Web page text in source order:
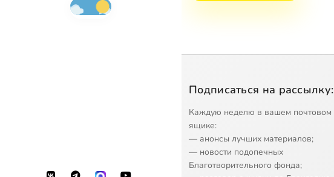
Подписаться на рассылку:
Каждую неделю в вашем почтовом
ящике:
— анонсы лучших материалов;
— новости подопечных
Благотворительного фонда;